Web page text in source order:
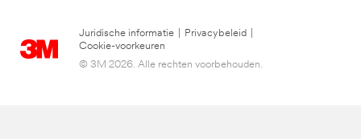
Juridische informatie Privacybeleid
Cookie-voorkeuren
© 3M 2026. Alle rechten voorbehouden.